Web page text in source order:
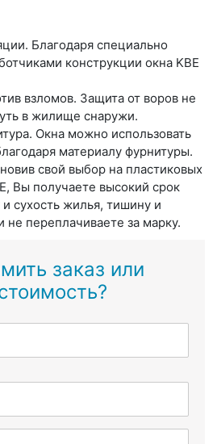
Благодаря специально
конструкции окна KBE
взломов. Защита от воров не
в жилище снаружи.
Окна можно использовать
материалу фурнитуры.
свой выбор на пластиковых
Вы получаете высокий срок
сухость жилья, тишину и
не переплачиваете за марку.
заказ или